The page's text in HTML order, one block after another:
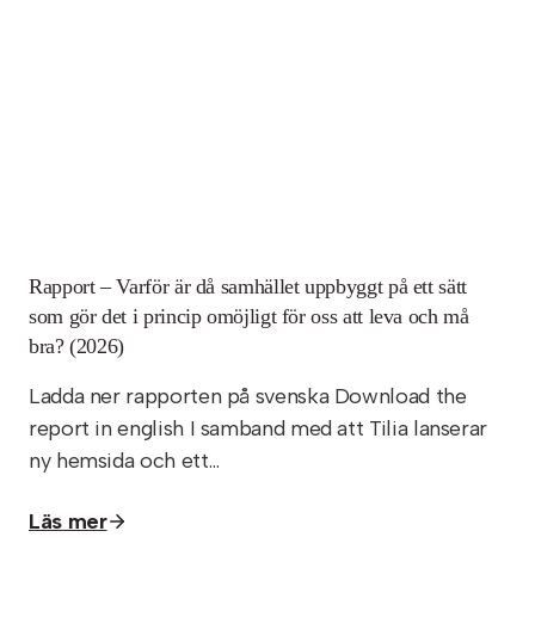
Rapport – Varför är då samhället uppbyggt på ett sätt
som gör det i princip omöjligt för oss att leva och må
bra? (2026)
Ladda ner rapporten på svenska Download the
report in english I samband med att Tilia lanserar
ny hemsida och ett…
Läs mer